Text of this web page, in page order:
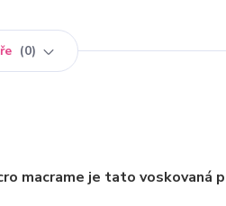
0
macrame je tato voskovaná